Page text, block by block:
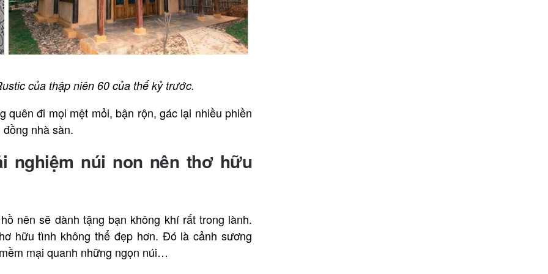
của thập niên 60 của thế kỷ trước.
đi mọi mệt mỏi, bận rộn, gác lại nhiều phiền
nhà sàn.
nghiệm núi non nên thơ hữu
nên sẽ dành tặng bạn không khí rất trong lành.
hữu tình không thể đẹp hơn. Đó là cảnh sương
mại quanh những ngọn núi…